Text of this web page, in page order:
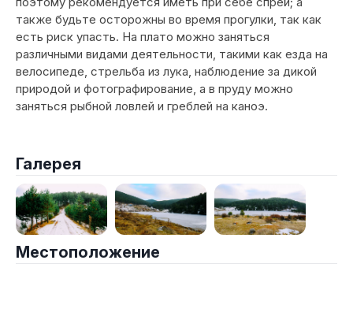
также будьте осторожны во время прогулки, так как
есть риск упасть. На плато можно заняться
различными видами деятельности, такими как езда на
велосипеде, стрельба из лука, наблюдение за дикой
природой и фотографирование, а в пруду можно
заняться рыбной ловлей и греблей на каноэ.
Галерея
Местоположение